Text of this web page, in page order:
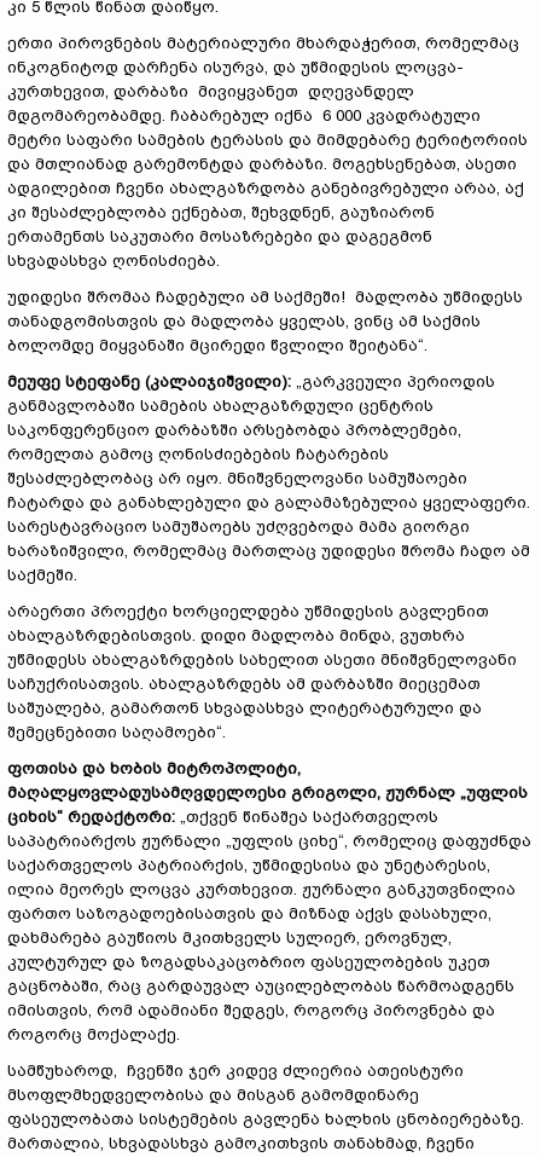
კი 5 წლის წინათ დაიწყო.
ერთი პიროვნების მატერიალური მხარდაჭერით, რომელმაც
ინკოგნიტოდ დარჩენა ისურვა, და უწმიდესის ლოცვა-
კურთხევით, დარბაზი მივიყვანეთ დღევანდელ
მდგომარეობამდე. ჩაბარებულ იქნა 6 000 კვადრატული
მეტრი საფარი სამების ტერასის და მიმდებარე ტერიტორიის
და მთლიანად გარემონტდა დარბაზი. მოგეხსენებათ, ასეთი
ადგილებით ჩვენი ახალგაზრდობა განებივრებული არაა, აქ
კი შესაძლებლობა ექნებათ, შეხვდნენ, გაუზიარონ
ერთამენთს საკუთარი მოსაზრებები და დაგეგმონ
სხვადასხვა ღონისძიება.
უდიდესი შრომაა ჩადებული ამ საქმეში! მადლობა უწმიდესს
თანადგომისთვის და მადლობა ყველას, ვინც ამ საქმის
ბოლომდე მიყვანაში მცირედი წვლილი შეიტანა“.
მეუფე სტეფანე (კალაიჯიშვილი): „გარკვეული პერიოდის
განმავლობაში სამების ახალგაზრდული ცენტრის
საკონფერენციო დარბაზში არსებობდა პრობლემები,
რომელთა გამოც ღონისძიებების ჩატარების
შესაძლებლობაც არ იყო. მნიშვნელოვანი სამუშაოები
ჩატარდა და განახლებული და გალამაზებულია ყველაფერი.
სარესტავრაციო სამუშაოებს უძღვებოდა მამა გიორგი
ხარაზიშვილი, რომელმაც მართლაც უდიდესი შრომა ჩადო ამ
საქმეში.
არაერთი პროექტი ხორციელდება უწმიდესის გავლენით
ახალგაზრდებისთვის. დიდი მადლობა მინდა, ვუთხრა
უწმიდესს ახალგაზრდების სახელით ასეთი მნიშვნელოვანი
საჩუქრისათვის. ახალგაზრდებს ამ დარბაზში მიეცემათ
საშუალება, გამართონ სხვადასხვა ლიტერატურული და
შემეცნებითი საღამოები“.
ფოთისა და ხობის მიტროპოლიტი,
მაღალყოვლადუსამღვდელოესი გრიგოლი, ჟურნალ „უფლის
ციხის“ რედაქტორი: „თქვენ წინაშეა საქართველოს
საპატრიარქოს ჟურნალი „უფლის ციხე“, რომელიც დაფუძნდა
საქართველოს პატრიარქის, უწმიდესისა და უნეტარესის,
ილია მეორეს ლოცვა კურთხევით. ჟურნალი განკუთვნილია
ფართო საზოგადოებისათვის და მიზნად აქვს დასახული,
დახმარება გაუწიოს მკითხველს სულიერ, ეროვნულ,
კულტურულ და ზოგადსაკაცობრიო ფასეულობების უკეთ
გაცნობაში, რაც გარდაუვალ აუცილებლობას წარმოადგენს
იმისთვის, რომ ადამიანი შედგეს, როგორც პიროვნება და
როგორც მოქალაქე.
სამწუხაროდ, ჩვენში ჯერ კიდევ ძლიერია ათეისტური
მსოფლმხედველობისა და მისგან გამომდინარე
ფასეულობათა სისტემების გავლენა ხალხის ცნობიერებაზე.
მართალია, სხვადასხვა გამოკითხვის თანახმად, ჩვენი